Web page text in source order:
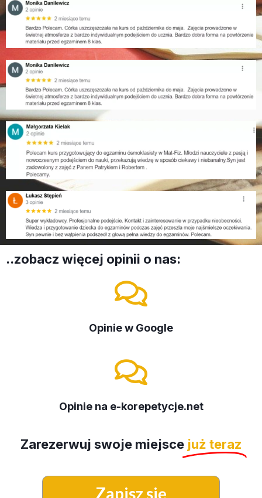
..zobacz więcej opinii o nas:
Opinie w Google
Opinie na e-korepetycje.net
Zarezerwuj swoje miejsce już teraz
Zapisz się